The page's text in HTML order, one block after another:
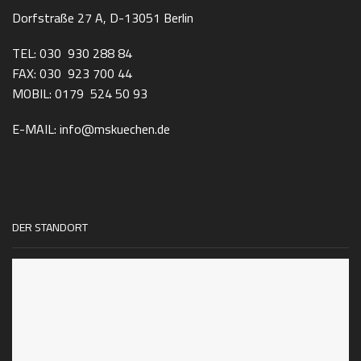
Dorfstraße 27 A, D-13051 Berlin
TEL: 030 930 288 84
FAX: 030 923 700 44
MOBIL: 0179 524 50 93
E-MAIL: info@mskuechen.de
DER STANDORT